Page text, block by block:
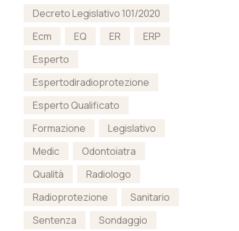
Decreto Legislativo 101/2020
Ecm
EQ ER
ERP
Esperto
Espertodiradioprotezione
Esperto Qualificato
Formazione
Legislativo
Medic
Odontoiatra
Qualità
Radiologo
Radioprotezione
Sanitario
Sentenza
Sondaggio